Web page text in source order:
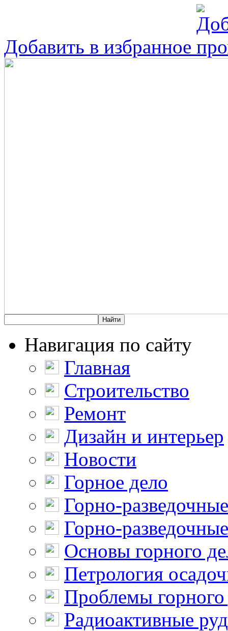
Добавить в избранное
Навигация по сайту
Главная
Строительство
Ремонт
Дизайн и интерьер
Новости
Горное дело
Горно-
Горно-
Основы горного
Петрология
Проблемы горного
Радиоактивные